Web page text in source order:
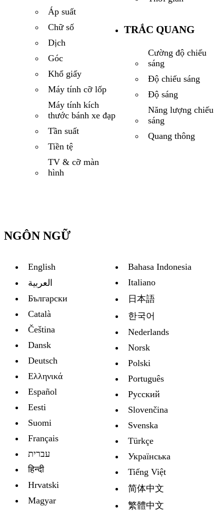
Áp suất
Chữ số
Dịch
Góc
Khổ giấy
Máy tính cỡ lốp
Máy tính kích
thước bánh xe đạp
Tần suất
Tiền tệ
TV & cỡ màn
hình
TRẮC QUANG
Cường độ chiếu
sáng
Độ chiếu sáng
Độ sáng
Năng lượng chiếu
sáng
Quang thông
NGÔN NGỮ
English
العربية
Български
Català
Čeština
Dansk
Deutsch
Ελληνικά
Español
Eesti
Suomi
Français
עברית
हिन्दी
Hrvatski
Magyar
Bahasa Indonesia
Italiano
日本語
한국어
Nederlands
Norsk
Polski
Português
Русский
Slovenčina
Svenska
Türkçe
Украïнська
Tiếng Việt
简体中文
繁體中文